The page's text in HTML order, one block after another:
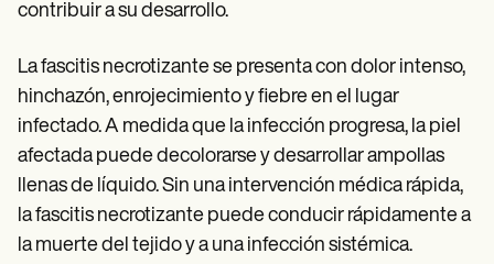
contribuir a su desarrollo.
La fascitis necrotizante se presenta con dolor intenso,
hinchazón, enrojecimiento y fiebre en el lugar
infectado. A medida que la infección progresa, la piel
afectada puede decolorarse y desarrollar ampollas
llenas de líquido. Sin una intervención médica rápida,
la fascitis necrotizante puede conducir rápidamente a
la muerte del tejido y a una infección sistémica.